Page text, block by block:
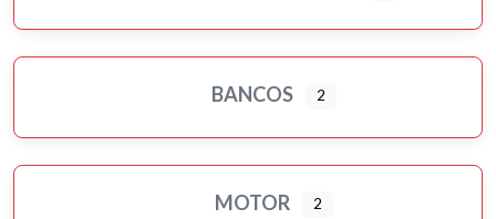
BANCOS 2
MOTOR 2